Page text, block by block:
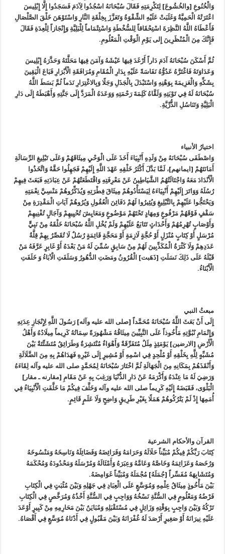
وَالْخُنُوعِ [والخُشُوعَ] لِتَكْرِمَتِهِ فَقَالَ سُبْحَانَهُ اسْجُدُوا لِآدَمَ فَسَجَدُوا إِلَّا إِبْلِيسَ
اعْتَرَتْهُ الْحَمِيَّةُ وَغَلَبَتْ عَلَيْهِ الشِّقْوَةُ وَتَعَزَّزَ بِخِلْقَةِ النَّارِ وَاسْتَوْهَنَ خَلْقَ الصَّلْصَالِ
فَأَعْطَاهُ اللَّهُ النَّظِرَةَ اسْتِحْقَاقاً لِلسُّخْطَةِ وَاسْتِتْمَاماً لِلْبَلِيَّةِ وَإِنْجَازاً لِلْعِدَةِ فَقَالَ‏
فَإِنَّكَ مِنَ الْمُنْظَرِينَ إِلى‏ يَوْمِ الْوَقْتِ الْمَعْلُومِ‏.
ثُمَّ أَسْكَنَ سُبْحَانَهُ آدَمَ دَاراً أَرْغَدَ فِيهَا عَيْشَهُ وَآمَنَ فِيهَا مَحَلَّتَهُ وَحَذَّرَهُ إِبْلِيسَ
وَعَدَاوَتَهُ فَاغْتَرَّهُ عَدُوُّهُ نَفَاسَةً عَلَيْهِ بِدَارِ الْمُقَامِ وَمُرَافَقَةِ الْأَبْرَارِ فَبَاعَ الْيَقِينَ
بِشَكِّهِ وَالْعَزِيمَةَ بِوَهْنِهِ وَاسْتَبْدَلَ بِالْجَذَلِ وَجَلًا وَبِالاغْتِرَارِ نَدَماً ثُمَّ بَسَطَ اللَّهُ
سُبْحَانَهُ لَهُ فِي تَوْبَتِهِ وَلَقَّاهُ كَلِمَةَ رَحْمَتِهِ وَوَعَدَهُ الْمَرَدَّ إِلَى جَنَّتِهِ وَأَهْبَطَهُ إِلَى دَارِ
الْبَلِيَّةِ وَتَنَاسُلِ الذُّرِّيَّةِ.
اختيارُ الأنبياء
وَاصْطَفَى سُبْحَانَهُ مِنْ وَلَدِهِ أَنْبِيَاءَ أَخَذَ عَلَى الْوَحْيِ مِيثَاقَهُمْ وَعَلَى تَبْلِيغِ الرِّسَالَةِ
أَمَانَتَهُمْ [ايمانهم]، لَمَّا بَدَّلَ أَكْثَرُ خَلْقِهِ عَهْدَ اللَّهِ إِلَيْهِمْ فَجَهِلُوا حَقَّهُ وَاتَّخَذُوا
الْأَنْدَادَ مَعَهُ وَاجْتَالَتْهُمُ الشَّيَاطِينُ عَنْ مَعْرِفَتِهِ وَاقْتَطَعَتْهُمْ عَنْ عِبَادَتِهِ فَبَعَثَ فِيهِمْ
رُسُلَهُ وَوَاتَرَ إِلَيْهِمْ أَنْبِيَاءَهُ لِيَسْتَأْدُوهُمْ مِيثَاقَ فِطْرَتِهِ وَيُذَكِّرُوهُمْ مَنْسِيَّ نِعْمَتِهِ
وَيَحْتَجُّوا عَلَيْهِمْ بِالتَّبْلِيغِ وَيُثِيرُوا لَهُمْ دَفَائِنَ الْعُقُولِ وَيُرُوهُمْ آيَاتِ الْمَقْدِرَةِ مِنْ
سَقْفٍ فَوْقَهُمْ مَرْفُوعٍ وَمِهَادٍ تَحْتَهُمْ مَوْضُوعٍ وَمَعَايِشَ تُحْيِيهِمْ وَآجَالٍ تُفْنِيهِمْ
وَأَوْصَابٍ تُهْرِمُهُمْ وَأَحْدَاثٍ تَتَابَعُ عَلَيْهِمْ وَلَمْ يُخْلِ اللَّهُ سُبْحَانَهُ خَلْقَهُ مِنْ نَبِيٍّ
مُرْسَلٍ أَوْ كِتَابٍ مُنْزَلٍ أَوْ حُجَّةٍ لَازِمَةٍ أَوْ مَحَجَّةٍ قَائِمَةٍ رُسُلٌ لَا تُقَصِّرُ بِهِمْ قِلَّةُ
عَدَدِهِمْ وَلَا كَثْرَةُ الْمُكَذِّبِينَ لَهُمْ مِنْ سَابِقٍ سُمِّيَ لَهُ مَنْ بَعْدَهُ‏ أَوْ غَابِرٍ عَرَّفَهُ مَنْ
قَبْلَهُ عَلَى ذَلِكَ نَسَلَتِ [ذَهَبت] الْقُرُونُ ومَضَتِ الدُّهُورُ وَسَلَفَتِ الْآبَاءُ وَ خَلَفَتِ
الْأَبْنَاءُ.
مبعثُ النبي‏
إِلَى أَنْ بَعَثَ اللَّهُ سُبْحَانَهُ مُحَمَّداً [صلی الله علیه وآله‏] رَسُولَ اللَّهِ لِإِنْجَازِ عِدَتِهِ
وَإِتْمَامِ نُبُوَّتِهِ مَأْخُوذاً عَلَى النَّبِيِّينَ مِيثَاقُهُ مَشْهُورَةً سِمَاتُهُ كَرِيماً مِيلَادُهُ وَأَهْلُ
الْأَرْضِ [الارضين] يَوْمَئِذٍ مِلَلٌ مُتَفَرِّقَةٌ وَأَهْوَاءٌ مُنْتَشِرَةٌ وَطَرَائِقُ مُتَشَتِّتَةٌ بَيْنَ
مُشَبِّهٍ لِلَّهِ بِخَلْقِهِ أَوْ مُلْحِدٍ فِي اسْمِهِ أَوْ مُشِيرٍ إِلَى غَيْرِهِ فَهَدَاهُمْ بِهِ مِنَ الضَّلَالَةِ
وَأَنْقَذَهُمْ بِمَكَانِهِ مِنَ الْجَهَالَةِ ثُمَّ اخْتَارَ سُبْحَانَهُ لِمُحَمَّدٍ صلی الله علیه وآله لِقَاءَهُ
وَرَضِيَ لَهُ مَا عِنْدَهُ وَأَكْرَمَهُ عَنْ دَارِ الدُّنْيَا وَرَغِبَ بِهِ عَنْ مَقَامِ [مقارنه ـ مقار]
الْبَلْوَى، فَقَبَضَهُ إِلَيْهِ كَرِيماً صلی الله علیه وآله وَخَلَّفَ فِيكُمْ مَا خَلَّفَتِ الْأَنْبِيَاءُ فِي
أُمَمِهَا إِذْ لَمْ يَتْرُكُوهُمْ هَمَلًا بِغَيْرِ طَرِيقٍ وَاضِحٍ وَلَا عَلَمٍ قَائِمٍ.
القرآن والأحكام الشرعية
كِتَابَ رَبِّكُمْ فِيكُمْ مُبَيِّناً حَلَالَهُ وَحَرَامَهُ وَفَرَائِضَهُ وَفَضَائِلَهُ وَنَاسِخَهُ وَمَنْسُوخَهُ
وَرُخَصَهُ وَعَزَائِمَهُ وَخَاصَّهُ وَعَامَّهُ وَعِبَرَهُ وَأَمْثَالَهُ وَمُرْسَلَهُ وَمَحْدُودَهُ وَمُحْكَمَهُ
وَمُتَشَابِهَهُ مُفَسِّراً [جُمَلَهُ‏] مُجْمَلَهُ وَمُبَيِّناً غَوَامِضَهُ.
بَيْنَ مَأْخُوذٍ مِيثَاقُ عِلْمِهِ وَمُوَسَّعٍ‏ عَلَى الْعِبَادِ فِي جَهْلِهِ وَبَيْنَ مُثْبَتٍ فِي الْكِتَابِ
فَرْضُهُ وَمَعْلُومٍ فِي السُّنَّةِ نَسْخُهُ وَوَاجِبٍ فِي السُّنَّةِ أَخْذُهُ وَمُرَخَّصٍ فِي الْكِتَابِ
تَرْكُهُ وَبَيْنَ وَاجِبٍ بِوَقْتِهِ وَزَائِلٍ فِي مُسْتَقْبَلِهِ وَمُبَايَنٌ بَيْنَ مَحَارِمِهِ مِنْ كَبِيرٍ أَوْعَدَ
عَلَيْهِ نِيرَانَهُ أَوْ صَغِيرٍ أَرْصَدَ لَهُ غُفْرَانَهُ وَبَيْنَ مَقْبُولٍ فِي أَدْنَاهُ مُوَسَّعٍ فِي أَقْصَاهُ‏.